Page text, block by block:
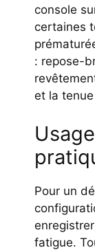
console
certaines
: repose-
et la tenue
Pour un
fatigue.